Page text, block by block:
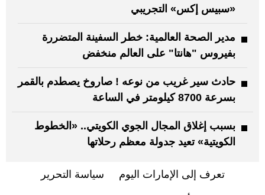
«سبيس إكس» التجريبي
مدير الصحة العالمية: خطر السفينة المتضررة
بفيروس "هانتا" على العالم منخفض
حادث سير غريب من نوعه ! صاروخ يصطدم بالقمر
بسرعة 8700 كيلومتر في الساعة
بسبب إغلاق المجال الجوي الكويتي.. «الخطوط
الكويتية» تعيد جدولة معظم رحلاتها
تعرف إلى الإمارات اليوم سياسة التحرير